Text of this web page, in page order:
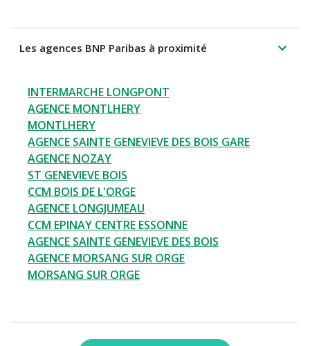
Les agences BNP Paribas à proximité
INTERMARCHE LONGPONT
AGENCE MONTLHERY
MONTLHERY
AGENCE SAINTE GENEVIEVE DES BOIS GARE
AGENCE NOZAY
ST GENEVIEVE BOIS
CCM BOIS DE L'ORGE
AGENCE LONGJUMEAU
CCM EPINAY CENTRE ESSONNE
AGENCE SAINTE GENEVIEVE DES BOIS
AGENCE MORSANG SUR ORGE
MORSANG SUR ORGE